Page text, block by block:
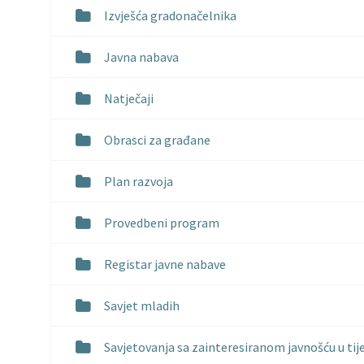
Izvješća gradonačelnika
Javna nabava
Natječaji
Obrasci za građane
Plan razvoja
Provedbeni program
Registar javne nabave
Savjet mladih
Savjetovanja sa zainteresiranom javnošću u